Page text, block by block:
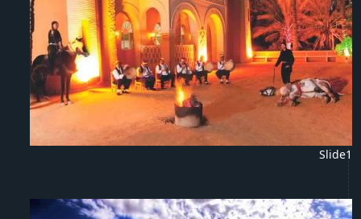
Slide1